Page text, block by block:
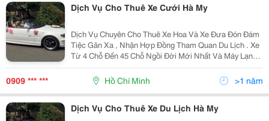
Dịch Vụ Cho Thuê Xe Cưới Hà My
Dịch Vụ Chuyên Cho Thuê Xe Hoa Và Xe Đưa Đón Đám
Tiệc Gân Xa , Nhận Hợp Đồng Tham Quan Du Lịch . Xe
Từ 4 Chỗ Đến 45 Chỗ Ngồi Đời Mới Nhất Và Máy Lạnh .
Vv..... Đê Biết Thêm Nhiều Hình Thức Khác Xin Vui
Lòng Tell : 0909173458 Gặp A Đức Hoặc 0909682458
0909 *** *** Hồ Chí Minh >1 năm
Dịch Vụ Cho Thuê Xe Du Lịch Hà My